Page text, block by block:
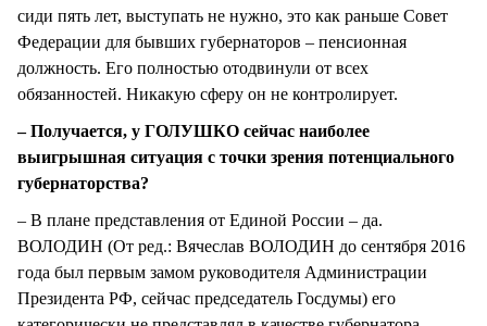
сиди пять лет, выступать не нужно, это как раньше Совет
Федерации для бывших губернаторов – пенсионная
должность. Его полностью отодвинули от всех
обязанностей. Никакую сферу он не контролирует.
– Получается, у ГОЛУШКО сейчас наиболее
выигрышная ситуация с точки зрения потенциального
губернаторства?
– В плане представления от Единой России – да.
ВОЛОДИН (От ред.: Вячеслав ВОЛОДИН до сентября 2016
года был первым замом руководителя Администрации
Президента РФ, сейчас председатель Госдумы) его